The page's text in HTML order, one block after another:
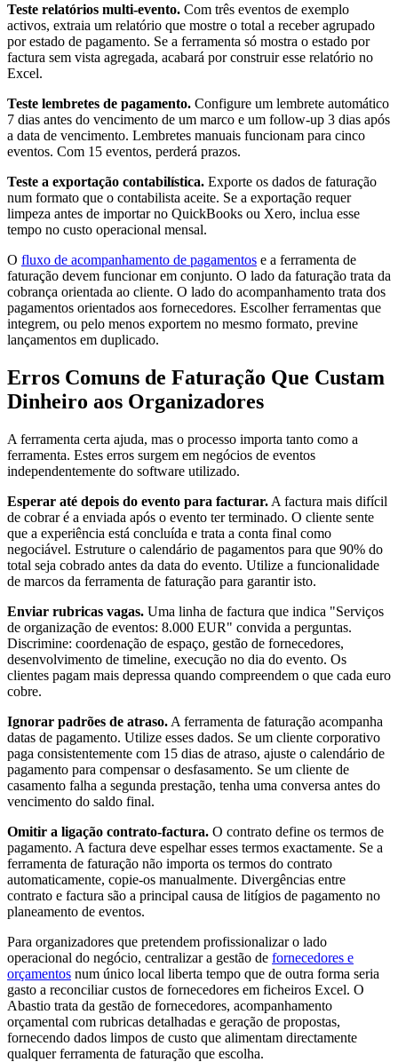
Teste relatórios multi-evento. Com três eventos de exemplo
activos, extraia um relatório que mostre o total a receber agrupado
por estado de pagamento. Se a ferramenta só mostra o estado por
factura sem vista agregada, acabará por construir esse relatório no
Excel.
Teste lembretes de pagamento. Configure um lembrete automático
7 dias antes do vencimento de um marco e um follow-up 3 dias após
a data de vencimento. Lembretes manuais funcionam para cinco
eventos. Com 15 eventos, perderá prazos.
Teste a exportação contabilística. Exporte os dados de faturação
num formato que o contabilista aceite. Se a exportação requer
limpeza antes de importar no QuickBooks ou Xero, inclua esse
tempo no custo operacional mensal.
O fluxo de acompanhamento de pagamentos e a ferramenta de
faturação devem funcionar em conjunto. O lado da faturação trata da
cobrança orientada ao cliente. O lado do acompanhamento trata dos
pagamentos orientados aos fornecedores. Escolher ferramentas que
integrem, ou pelo menos exportem no mesmo formato, previne
lançamentos em duplicado.
Erros Comuns de Faturação Que Custam
Dinheiro aos Organizadores
A ferramenta certa ajuda, mas o processo importa tanto como a
ferramenta. Estes erros surgem em negócios de eventos
independentemente do software utilizado.
Esperar até depois do evento para facturar. A factura mais difícil
de cobrar é a enviada após o evento ter terminado. O cliente sente
que a experiência está concluída e trata a conta final como
negociável. Estruture o calendário de pagamentos para que 90% do
total seja cobrado antes da data do evento. Utilize a funcionalidade
de marcos da ferramenta de faturação para garantir isto.
Enviar rubricas vagas. Uma linha de factura que indica "Serviços
de organização de eventos: 8.000 EUR" convida a perguntas.
Discrimine: coordenação de espaço, gestão de fornecedores,
desenvolvimento de timeline, execução no dia do evento. Os
clientes pagam mais depressa quando compreendem o que cada euro
cobre.
Ignorar padrões de atraso. A ferramenta de faturação acompanha
datas de pagamento. Utilize esses dados. Se um cliente corporativo
paga consistentemente com 15 dias de atraso, ajuste o calendário de
pagamento para compensar o desfasamento. Se um cliente de
casamento falha a segunda prestação, tenha uma conversa antes do
vencimento do saldo final.
Omitir a ligação contrato-factura. O contrato define os termos de
pagamento. A factura deve espelhar esses termos exactamente. Se a
ferramenta de faturação não importa os termos do contrato
automaticamente, copie-os manualmente. Divergências entre
contrato e factura são a principal causa de litígios de pagamento no
planeamento de eventos.
Para organizadores que pretendem profissionalizar o lado
operacional do negócio, centralizar a gestão de fornecedores e
orçamentos num único local liberta tempo que de outra forma seria
gasto a reconciliar custos de fornecedores em ficheiros Excel. O
Abastio trata da gestão de fornecedores, acompanhamento
orçamental com rubricas detalhadas e geração de propostas,
fornecendo dados limpos de custo que alimentam directamente
qualquer ferramenta de faturação que escolha.